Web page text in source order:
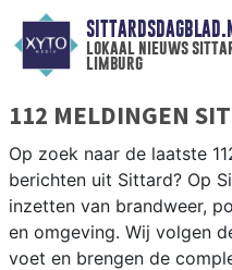
lokaal nieuws
limburg
112 MELDINGEN
Op zoek naar de laatste
berichten uit Sittard? Op
inzetten van brandweer,
en omgeving. Wij volgen
voet en brengen de